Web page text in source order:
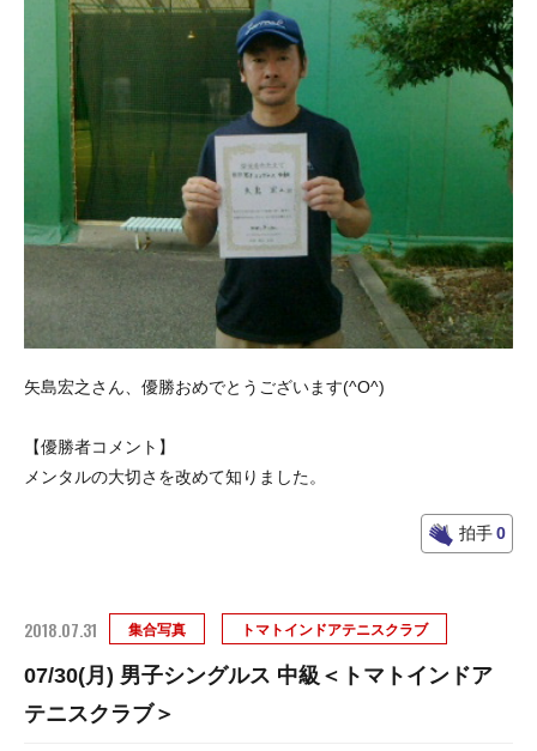
矢島宏之さん、優勝おめでとうございます(^O^)
【優勝者コメント】
メンタルの大切さを改めて知りました。
拍手0
2018.07.31 集合写真 トマトインドアテニスクラブ
07/30(月) 男子シングルス 中級＜トマトインドア
テニスクラブ＞